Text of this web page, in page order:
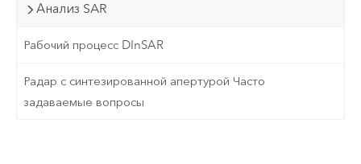
Анализ SAR
Рабочий процесс DInSAR
Радар с синтезированной апертурой Часто
задаваемые вопросы